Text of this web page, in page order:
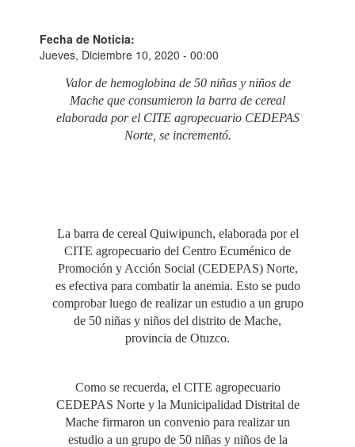
Fecha de Noticia:
Jueves, Diciembre 10, 2020 - 00:00
Valor de hemoglobina de 50 niñas y niños de
Mache que consumieron la barra de cereal
elaborada por el CITE agropecuario CEDEPAS
Norte, se incrementó.
La barra de cereal Quiwipunch, elaborada por el
CITE agropecuario del Centro Ecuménico de
Promoción y Acción Social (CEDEPAS) Norte,
es efectiva para combatir la anemia. Esto se pudo
comprobar luego de realizar un estudio a un grupo
de 50 niñas y niños del distrito de Mache,
provincia de Otuzco.
Como se recuerda, el CITE agropecuario
CEDEPAS Norte y la Municipalidad Distrital de
Mache firmaron un convenio para realizar un
estudio a un grupo de 50 niñas y niños de la